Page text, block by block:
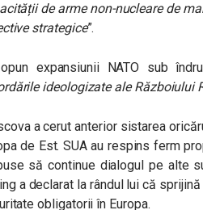
de arme non-nucleare de
strategice”.
expansiunii NATO sub
ideologizate ale Războiului
a cerut anterior sistarea
de Est. SUA au respins ferm
să continue dialogul pe alte
a declarat la rândul lui că
obligatorii în Europa.